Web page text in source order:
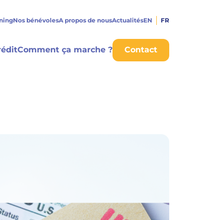
Nos bénévolesA propos de nousActualitésEN FR
Comment ça marche ? Contact